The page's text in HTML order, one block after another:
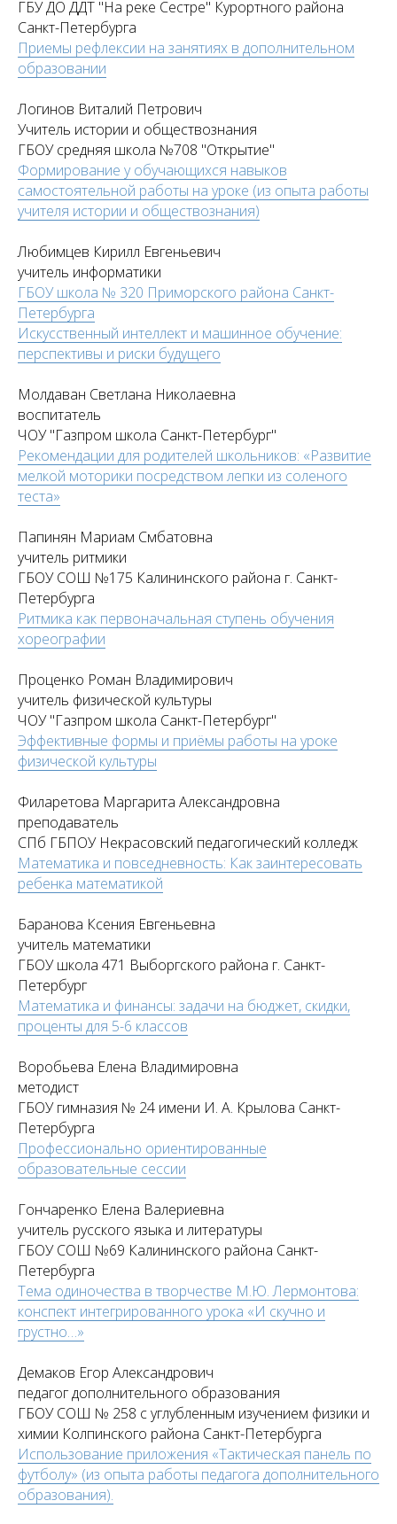
ГБУ ДО ДДТ "На реке Сестре" Курортного района
Санкт-Петербурга
Приемы рефлексии на занятиях в дополнительном
образовании
Логинов Виталий Петрович
Учитель истории и обществознания
ГБОУ средняя школа №708 "Открытие"
Формирование у обучающихся навыков
самостоятельной работы на уроке (из опыта работы
учителя истории и обществознания)
Любимцев Кирилл Евгеньевич
учитель информатики
ГБОУ школа № 320 Приморского района Санкт-
Петербурга
Искусственный интеллект и машинное обучение:
перспективы и риски будущего
Молдаван Светлана Николаевна
воспитатель
ЧОУ "Газпром школа Санкт-Петербург"
Рекомендации для родителей школьников: «Развитие
мелкой моторики посредством лепки из соленого
теста»
Папинян Мариам Смбатовна
учитель ритмики
ГБОУ СОШ №175 Калининского района г. Санкт-
Петербурга
Ритмика как первоначальная ступень обучения
хореографии
Проценко Роман Владимирович
учитель физической культуры
ЧОУ "Газпром школа Санкт-Петербург"
Эффективные формы и приёмы работы на уроке
физической культуры
Филаретова Маргарита Александровна
преподаватель
СПб ГБПОУ Некрасовский педагогический колледж
Математика и повседневность: Как заинтересовать
ребенка математикой
Баранова Ксения Евгеньевна
учитель математики
ГБОУ школа 471 Выборгского района г. Санкт-
Петербург
Математика и финансы: задачи на бюджет, скидки,
проценты для 5-6 классов
Воробьева Елена Владимировна
методист
ГБОУ гимназия № 24 имени И. А. Крылова Санкт-
Петербурга
Профессионально ориентированные
образовательные сессии
Гончаренко Елена Валериевна
учитель русского языка и литературы
ГБОУ СОШ №69 Калининского района Санкт-
Петербурга
Тема одиночества в творчестве М.Ю. Лермонтова:
конспект интегрированного урока «И скучно и
грустно…»
Демаков Егор Александрович
педагог дополнительного образования
ГБОУ СОШ № 258 с углубленным изучением физики и
химии Колпинского района Санкт-Петербурга
Использование приложения «Тактическая панель по
футболу» (из опыта работы педагога дополнительного
образования).